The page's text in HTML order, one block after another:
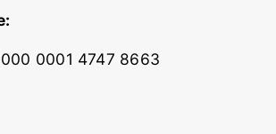
0001 4747 8663